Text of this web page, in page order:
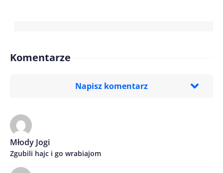
Komentarze
Napisz komentarz
Treść komentarza*
Imię/ Nick*
Młody Jogi
Zgubili hajc i go wrabiajom